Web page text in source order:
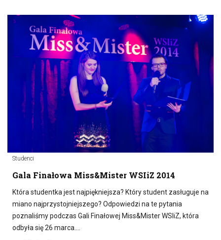
Studenci
Gala Finałowa Miss&Mister WSIiZ 2014
Która studentka jest najpiękniejsza? Który student zasługuje na
miano najprzystojniejszego? Odpowiedzi na te pytania
poznaliśmy podczas Gali Finałowej Miss&Mister WSIiZ, która
odbyła się 26 marca….